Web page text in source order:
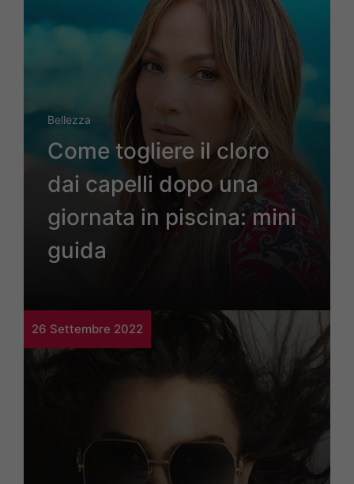
Bellezza
Come togliere il cloro
dai capelli dopo una
giornata in piscina: mini
guida
26 Settembre 2022